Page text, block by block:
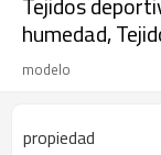
humedad,
modelo
propiedad